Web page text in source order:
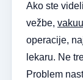
Ako ste
vežbe,
operacije,
lekaru. Ne
Problem